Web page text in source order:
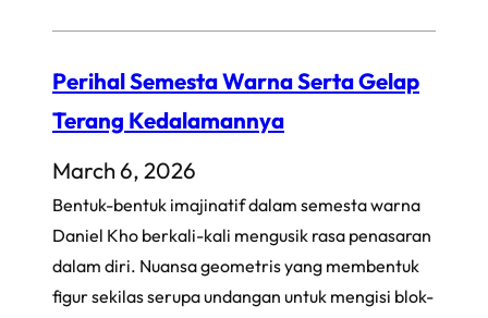
Perihal Semesta Warna Serta Gelap
Terang Kedalamannya
March 6, 2026
Bentuk-bentuk imajinatif dalam semesta warna
Daniel Kho berkali-kali mengusik rasa penasaran
dalam diri. Nuansa geometris yang membentuk
figur sekilas serupa undangan untuk mengisi blok-